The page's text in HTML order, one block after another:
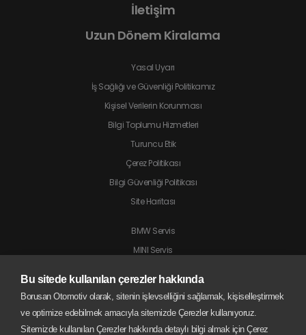
Bu sitede kullanılan çerezler hakkında
Borusan Otomotiv olarak, sitenin işlevselliğini sağlamak, kişiselleştirmek
ve optimize edebilmek amacıyla sitemizde Çerezler kullanıyoruz.
Sitemizde kullanılan Çerezler hakkında detaylı bilgi almak için Çerez
İletişim
Uzun Dönem Kiralama
Yasal Uyarı
İş Sağlığı ve Güvenliği Politikamız
Kişisel Verilerin Korunması
Bilgi Toplumu Hizmetleri
Turuncu Etik
Çerez Politikası
Bilgi Güvenliği Politikası
Site Haritası
BMW Servis
MINI Servis
Land Rover Servis
BMW Motorrad Servis